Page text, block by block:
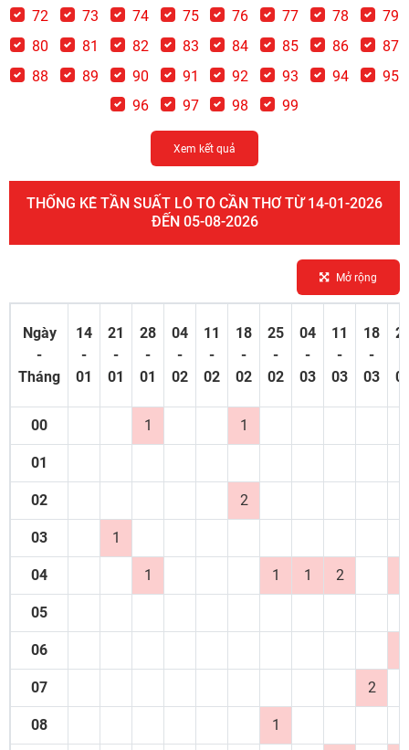
72
73 74 75 76 77 78
79
80
81 82 83 84 85 86
87
88
89 90 91 92 93 94
95
96
97 98 99
Xem kết quả
THỐNG KÊ TẦN SUẤT LÔ TÔ CẦN THƠ TỪ 14-01-2026
ĐẾN 05-08-2026
Mở rộng
Ngày
-
Tháng
14
-
01
21
-
01
28
-
01
04
-
02
11
-
02
18
-
02
25
-
02
04
-
03
11
-
03
18
-
03
00 1 1
01
02 2
03 1
04 1 1 1 2
05
06
07 2
08 1